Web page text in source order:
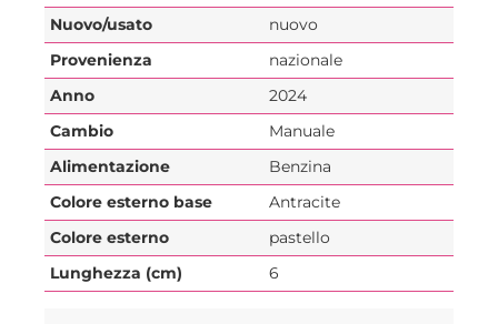
Nuovo/usato
nuovo
Provenienza
nazionale
Anno
2024
Cambio
Manuale
Alimentazione
Benzina
Colore esterno base
Antracite
Colore esterno
pastello
Lunghezza (cm)
6